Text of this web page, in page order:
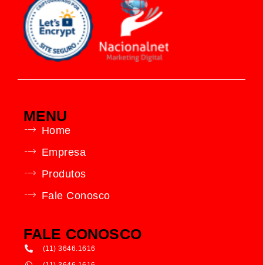
MENU
Home
Empresa
Produtos
Fale Conosco
FALE CONOSCO
(11) 3646.1616